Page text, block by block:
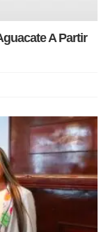
A Partir